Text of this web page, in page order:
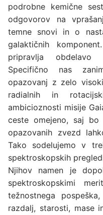
podrobne kemične
odgovorov na
temne snovi in o
galaktičnih
pripravlja obdelavo
Specifično nas
opazovanj z zelo
radialnih in
ambicioznosti misije
ceste omejeno, saj
opazovanih zvezd
Tako sodelujemo v
spektroskopskih
Njihov namen je
spektroskopskimi
težnostnega
razdalj, starosti, mase